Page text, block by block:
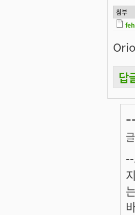
첨부
답